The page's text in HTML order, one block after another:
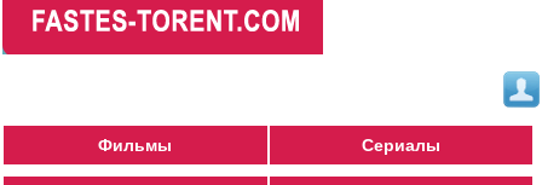
Фильмы Сериалы